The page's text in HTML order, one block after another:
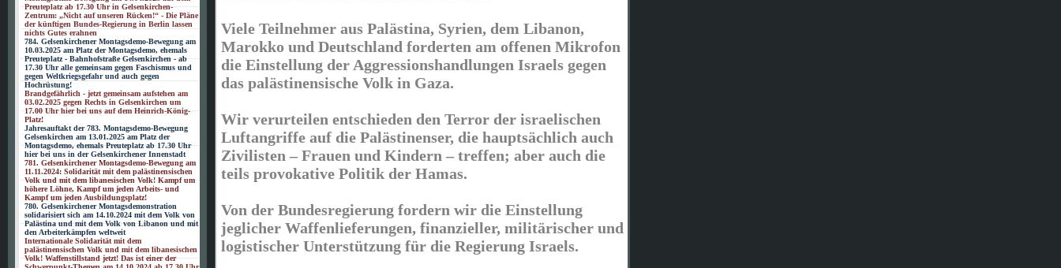
Preuteplatz ab 17.30 Uhr in Gelsenkirchen-
Zentrum: „Nicht auf unseren Rücken!“ - Die Pläne
der künftigen Bundes-Regierung in Berlin lassen
nichts Gutes erahnen
784. Gelsenkirchener Montagsdemo-Bewegung am
10.03.2025 am Platz der Montagsdemo, ehemals
Preuteplatz - Bahnhofstraße Gelsenkirchen - ab
17.30 Uhr alle gemeinsam gegen Faschismus und
gegen Weltkriegsgefahr und auch gegen
Hochrüstung!
Brandgefährlich - jetzt gemeinsam aufstehen am
03.02.2025 gegen Rechts in Gelsenkirchen um
17.00 Uhr hier bei uns auf dem Heinrich-König-
Platz!
Jahresauftakt der 783. Montagsdemo-Bewegung
Gelsenkirchen am 13.01.2025 am Platz der
Montagsdemo, ehemals Preuteplatz ab 17.30 Uhr
hier bei uns in der Gelsenkirchener Innenstadt
781. Gelsenkirchener Montagsdemo-Bewegung am
11.11.2024: Solidarität mit dem palästinensischen
Volk und mit dem libanesischen Volk! Kampf um
höhere Löhne, Kampf um jeden Arbeits- und
Kampf um jeden Ausbildungsplatz!
780. Gelsenkirchener Montagsdemonstration
solidarisiert sich am 14.10.2024 mit dem Volk von
Palästina und mit dem Volk von Libanon und mit
den Arbeiterkämpfen weltweit
Internationale Solidarität mit dem
palästinensischen Volk und mit dem libanesischen
Volk! Waffenstillstand jetzt! Das ist einer der
Viele Teilnehmer aus Palästina, Syrien, dem Libanon,
Marokko und Deutschland forderten am offenen Mikrofon
die Einstellung der Aggressionshandlungen Israels gegen
das palästinensische Volk in Gaza.
Wir verurteilen entschieden den Terror der israelischen
Luftangriffe auf die Palästinenser, die hauptsächlich auch
Zivilisten – Frauen und Kindern – treffen; aber auch die
teils provokative Politik der Hamas.
Von der Bundesregierung fordern wir die Einstellung
jeglicher Waffenlieferungen, finanzieller, militärischer und
logistischer Unterstützung für die Regierung Israels.